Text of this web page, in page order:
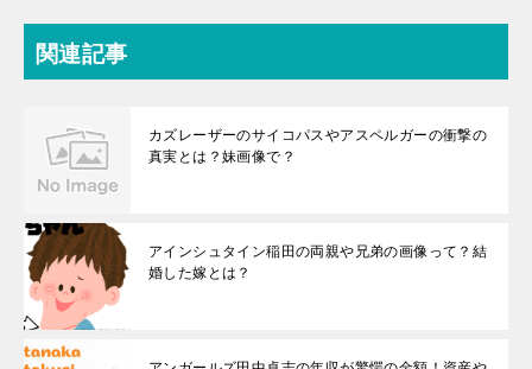
関連記事
カズレーザーのサイコパスやアスペルガーの衝撃の
真実とは？妹画像で？
アインシュタイン稲田の両親や兄弟の画像って？結
婚した嫁とは？